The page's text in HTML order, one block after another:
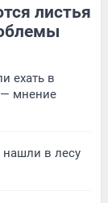
листья
ехать в
мнение
нашли в лесу